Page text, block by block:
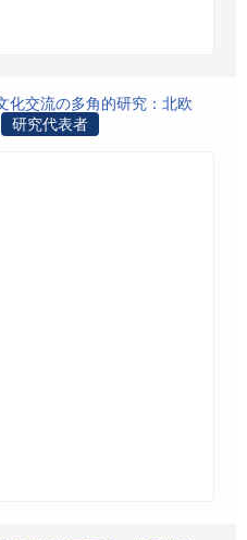
化交流の多角的研究：北欧
研究代表者